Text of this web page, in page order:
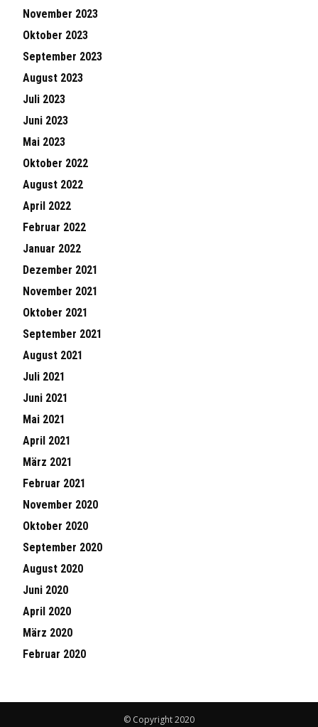
November 2023
Oktober 2023
September 2023
August 2023
Juli 2023
Juni 2023
Mai 2023
Oktober 2022
August 2022
April 2022
Februar 2022
Januar 2022
Dezember 2021
November 2021
Oktober 2021
September 2021
August 2021
Juli 2021
Juni 2021
Mai 2021
April 2021
März 2021
Februar 2021
November 2020
Oktober 2020
September 2020
August 2020
Juni 2020
April 2020
März 2020
Februar 2020
© Copyright 2020